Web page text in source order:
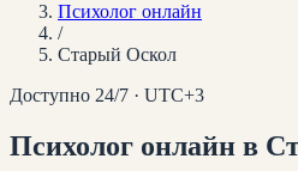
Психолог онлайн
/
Старый Оскол
Доступно 24/7 · UTC+3
Психолог онлайн в